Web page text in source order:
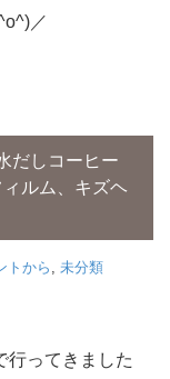
／
だしコーヒー
ルム、キズヘ
トから 未分類
行ってきました